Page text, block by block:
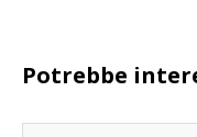
Potrebbe